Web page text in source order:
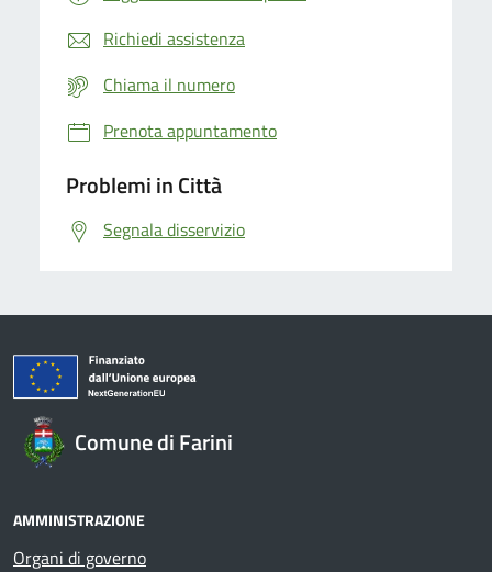
Richiedi assistenza
Chiama il numero
Prenota appuntamento
Problemi in Città
Segnala disservizio
Comune di Farini
AMMINISTRAZIONE
Organi di governo